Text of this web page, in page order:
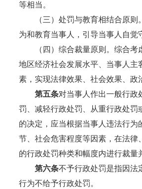
等相当。
（三）处罚与教育相结合原则
为和教育当事人，引导当事人自觉
（四）综合裁量原则。综合考
地区经济社会发展水平、当事人主
素，实现法律效果、社会效果、政
第五条对当事人作出一般行政
罚、减轻行政处罚、从重行政处罚
的决定，应当根据当事人违法行为
节、社会危害程度等因素，在法律
的行政处罚种类和幅度内进行裁量
第六条不予行政处罚是指因法
行为不给予行政处罚。